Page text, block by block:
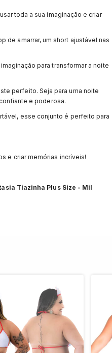
toda a sua imaginação e criar
de amarrar, um short ajustável nas
para transformar a noite
perfeito. Seja para uma noite
e poderosa.
esse conjunto é perfeito para
e criar memórias incríveis!
Tiazinha Plus Size - Mil